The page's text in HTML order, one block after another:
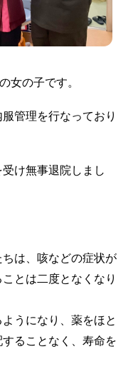
女の子です。
管理を行なっており
け無事退院しまし
は、咳などの症状が
とは二度となくなり
うになり、薬をほと
ることなく、寿命を